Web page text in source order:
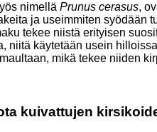
nimellä Prunus cerasus,
ja useimmiten
tekee niistä erityisen
niitä käytetään usein
mikä tekee niiden
kuivattujen